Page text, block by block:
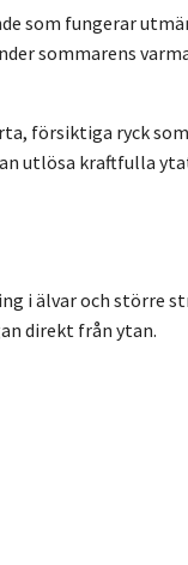
som fungerar
sommarens
försiktiga ryck
utlösa kraftfulla
i älvar och större
direkt från ytan.